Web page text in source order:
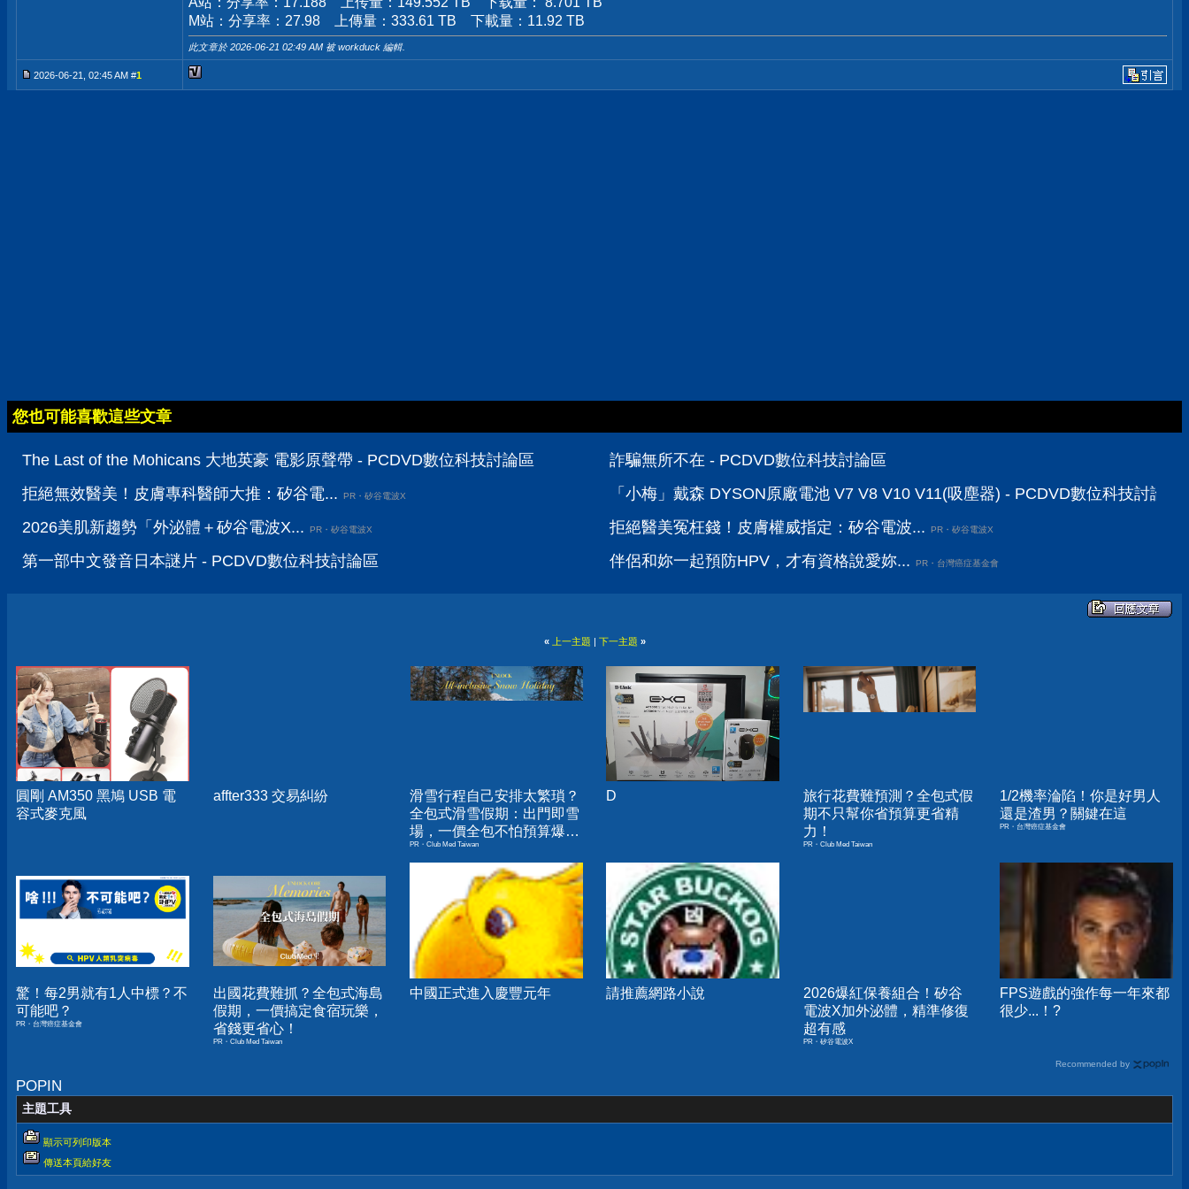
M站：分享率：27.98 上傳量：333.61 TB 下載量：11.92 TB
此文章於 2026-06-21 02:49 AM 被 workduck 編輯.
2026-06-21, 02:45 AM #1
您也可能喜歡這些文章
The Last of the Mohicans 大地英豪 電影原聲帶 - PCDVD數位科技討論區
拒絕無效醫美！皮膚專科醫師大推：矽谷電...
PR・矽谷電波X
2026美肌新趨勢「外泌體＋矽谷電波X... PR・矽谷電波X
第一部中文發音日本謎片 - PCDVD數位科技討論區
詐騙無所不在 - PCDVD數位科技討論區
「小梅」戴森 DYSON原廠電池 V7 V8 V10 V11(吸塵器) - PCDVD數位科技討論區
拒絕醫美冤枉錢！皮膚權威指定：矽谷電波...
PR・矽谷電波X
伴侶和妳一起預防HPV，才有資格說愛妳... PR・台灣癌症基金會
« 上一主題 | 下一主題 »
圓剛 AM350 黑鳩 USB 電
容式麥克風
affter333 交易糾紛
滑雪行程自己安排太繁瑣？
全包式滑雪假期：出門即雪
場，一價全包不怕預算爆
表！
PR・Club Med Taiwan
D
旅行花費難預測？全包式假
期不只幫你省預算更省精
力！
PR・Club Med Taiwan
1/2機率淪陷！你是好男人
還是渣男？關鍵在這
PR・台灣癌症基金會
驚！每2男就有1人中標？不
可能吧？
PR・台灣癌症基金會
出國花費難抓？全包式海島
假期，一價搞定食宿玩樂，
省錢更省心！
PR・Club Med Taiwan
中國正式進入慶豐元年 請推薦網路小說
2026爆紅保養組合！矽谷
電波X加外泌體，精準修復
超有感
PR・矽谷電波X
FPS遊戲的強作每一年來都
很少...！?
Recommended by
POPIN
主題工具
顯示可列印版本
傳送本頁給好友